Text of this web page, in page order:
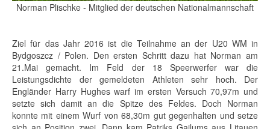
Norman Plischke - Mitglied der deutschen Nationalmannschaft
Ziel für das Jahr 2016 ist die Teilnahme an der U20 WM in
Bydgoszcz / Polen. Den ersten Schritt dazu hat Norman am
21.Mai gemacht. Im Feld der 18 Speerwerfer war die
Leistungsdichte der gemeldeten Athleten sehr hoch. Der
Engländer Harry Hughes warf im ersten Versuch 70,97m und
setzte sich damit an die Spitze des Feldes. Doch Norman
konnte mit einem Wurf von 68,30m gut gegenhalten und setze